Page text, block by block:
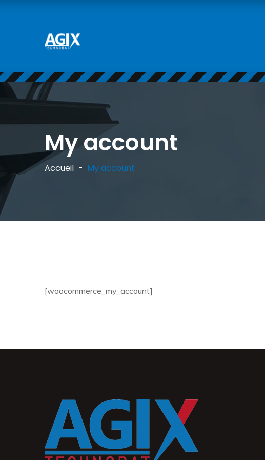
My account
Accueil My account
[woocommerce_my_account]